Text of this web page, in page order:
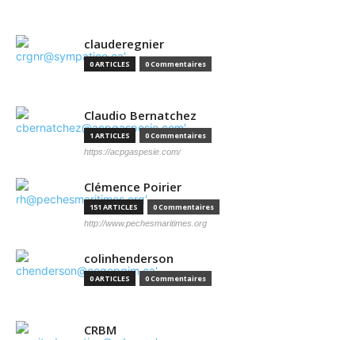
clauderegnier
0 ARTICLES 0 Commentaires
Claudio Bernatchez
1 ARTICLES 0 Commentaires
https://acpgaspesie.com/
Clémence Poirier
151 ARTICLES 0 Commentaires
http://www.pechesmaritimes.org
colinhenderson
0 ARTICLES 0 Commentaires
CRBM